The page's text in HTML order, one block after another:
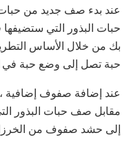
عند بدء صف جديد من
حبات البذور التي
بك من خلال الأساس
حبة تصل إلى وضع حبة في
عند إضافة صفوف إضافية ،
مقابل صف حبات البذور
إلى حشد صفوف من